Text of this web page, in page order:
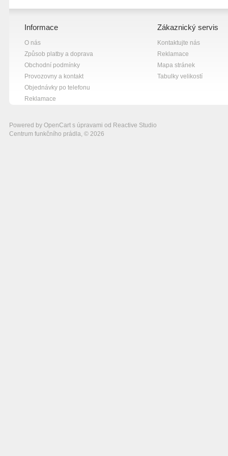
Informace
O nás
Způsob platby a doprava
Obchodní podmínky
Provozovny a kontakt
Objednávky po telefonu
Reklamace
Zákaznický servis
Kontaktujte nás
Reklamace
Mapa stránek
Tabulky velikostí
Powered by OpenCart s úpravami od Reactive Studio
Centrum funkčního prádla, © 2026